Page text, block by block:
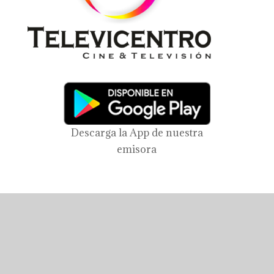
Descarga la App de nuestra
emisora